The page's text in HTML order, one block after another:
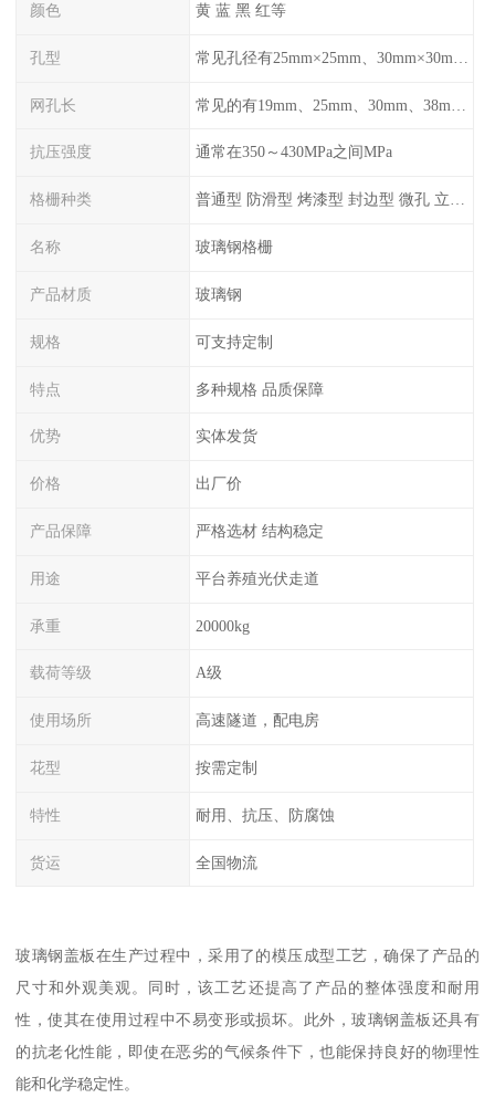
颜色 黄 蓝 黑 红等
孔型
网孔长
抗压强度 通常在350～430MPa之间MPa
格栅种类 普通型 防滑型 ‌烤漆型 封边型 ‌微孔 立体 加砂覆面型 平面型
名称 玻璃钢格栅
产品材质 玻璃钢
规格 可支持定制
特点 多种规格 品质保障
优势 实体发货
价格 出厂价
产品保障 严格选材 结构稳定
用途 平台养殖光伏走道
承重 20000kg
载荷等级 A级
使用场所 高速隧道，配电房
花型 按需定制
特性 耐用、抗压、防腐蚀
货运 全国物流
玻璃钢盖板在生产过程中，采用了的模压成型工艺，确保了产品的
尺寸和外观美观。同时，该工艺还提高了产品的整体强度和耐用
性，使其在使用过程中不易变形或损坏。此外，玻璃钢盖板还具有
的抗老化性能，即使在恶劣的气候条件下，也能保持良好的物理性
能和化学稳定性。